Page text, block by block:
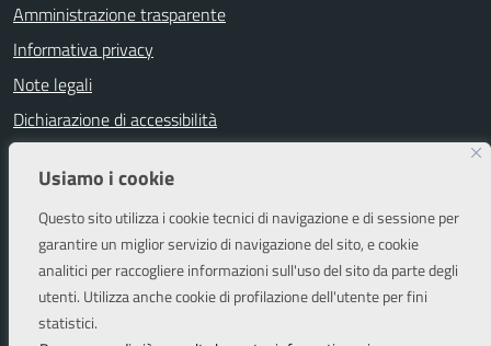
Usiamo i cookie
Questo sito utilizza i cookie tecnici di navigazione e di sessione per
garantire un miglior servizio di navigazione del sito, e cookie
analitici per raccogliere informazioni sull'uso del sito da parte degli
utenti. Utilizza anche cookie di profilazione dell'utente per fini
statistici.
Amministrazione trasparente
Informativa privacy
Note legali
Dichiarazione di accessibilità
Attuazione misure PNRR
Piano di miglioramento del sito
SEGUICI SU
Facebook Instagram